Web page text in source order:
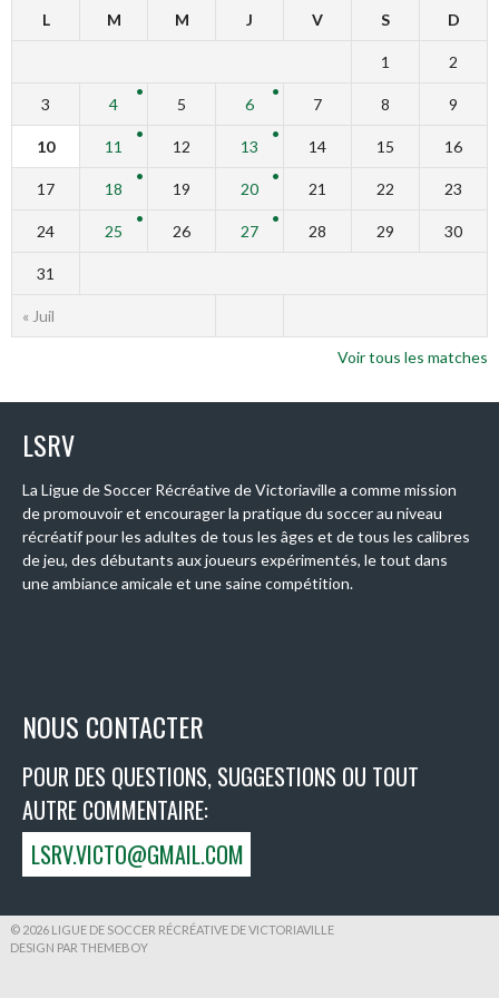
L M M J V S D
« Juil
1 2
3 4 5 6 7 8 9
10 11 12 13 14 15 16
17 18 19 20 21 22 23
24 25 26 27 28 29 30
31
Voir tous les matches
LSRV
La Ligue de Soccer Récréative de Victoriaville a comme mission
de promouvoir et encourager la pratique du soccer au niveau
récréatif pour les adultes de tous les âges et de tous les calibres
de jeu, des débutants aux joueurs expérimentés, le tout dans
une ambiance amicale et une saine compétition.
NOUS CONTACTER
POUR DES QUESTIONS, SUGGESTIONS OU TOUT
AUTRE COMMENTAIRE:
LSRV.VICTO@GMAIL.COM
© 2026 LIGUE DE SOCCER RÉCRÉATIVE DE VICTORIAVILLE
DESIGN PAR THEMEBOY